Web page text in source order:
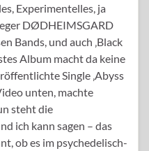
Experimentelles, ja
DØDHEIMSGARD
Bands, und auch ‚Black
Album macht da keine
Single ‚Abyss
unten, machte
steht die
ich kann sagen – das
ob es im psychedelisch-